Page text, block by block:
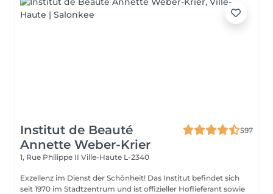
Institut de Beauté
Annette Weber-Krier
597
1, Rue Philippe II Ville-Haute L-2340
Exzellenz im Dienst der Schönheit! Das Institut befindet sich
seit 1970 im Stadtzentrum und ist offizieller Hoflieferant sowie